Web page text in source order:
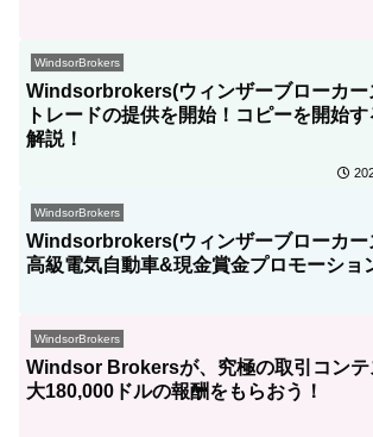
WindsorBrokers
Windsorbrokers(ウィンザーブローカー
トレードの提供を開始！コピーを開始す
解説！
WindsorBrokers
Windsorbrokers(ウィンザーブローカー
高級電気自動車&現金賞金プロモーショ
WindsorBrokers
Windsor Brokersが、究極の取引コンテ
大180,000ドルの報酬をもらおう！